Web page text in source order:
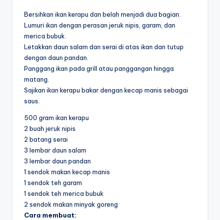
Bersihkan ikan kerapu dan belah menjadi dua bagian.
Lumuri ikan dengan perasan jeruk nipis, garam, dan
merica bubuk.
Letakkan daun salam dan serai di atas ikan dan tutup
dengan daun pandan.
Panggang ikan pada grill atau panggangan hingga
matang.
Sajikan ikan kerapu bakar dengan kecap manis sebagai
saus.
500 gram ikan kerapu
2 buah jeruk nipis
2 batang serai
3 lembar daun salam
3 lembar daun pandan
1 sendok makan kecap manis
1 sendok teh garam
1 sendok teh merica bubuk
2 sendok makan minyak goreng
Cara membuat: